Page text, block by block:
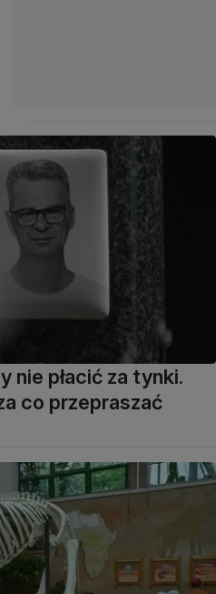
nie płacić za tynki.
co przepraszać